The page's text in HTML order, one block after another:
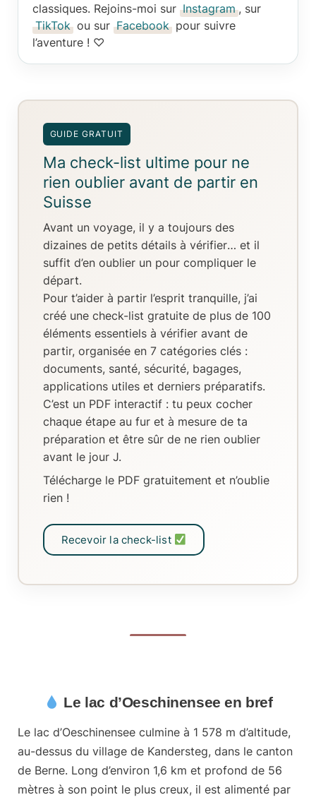
classiques. Rejoins-moi sur Instagram , sur
TikTok ou sur Facebook pour suivre
l’aventure ! ♡
GUIDE GRATUIT
Ma check-list ultime pour ne
rien oublier avant de partir en
Suisse
Avant un voyage, il y a toujours des
dizaines de petits détails à vérifier… et il
suffit d’en oublier un pour compliquer le
départ.
Pour t’aider à partir l’esprit tranquille, j’ai
créé une check-list gratuite de plus de 100
éléments essentielsà vérifier avant de
partir, organisée en 7 catégories clés:
documents, santé, sécurité, bagages,
applications utiles et derniers préparatifs.
C’est un PDF interactif: tu peux cocher
chaque étape au fur et à mesure de ta
préparationet être sûr de ne rien oublier
avant le jour J.
Télécharge le PDF gratuitement et n’oublie
rien !
Recevoir la check-list
Le lac d’Oeschinensee en bref
Le lac d’Oeschinensee culmine à 1 578 m d’altitude,
au-dessus du village de Kandersteg, dans le canton
de Berne. Long d’environ 1,6 km et profond de 56
mètres à son point le plus creux, il est alimenté par